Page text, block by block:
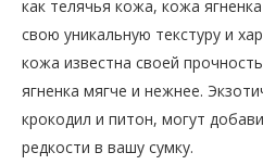
как телячья кожа, кожа
свою уникальную текстуру и
кожа известна своей
ягненка мягче и нежнее.
крокодил и питон, могут
редкости в вашу сумку.